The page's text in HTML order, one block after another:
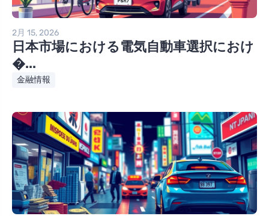
2月 15, 2026
日本市場における電気自動車選択におけ
�...
金融情報